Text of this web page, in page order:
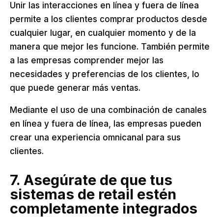
Unir las interacciones en línea y fuera de línea
permite a los clientes comprar productos desde
cualquier lugar, en cualquier momento y de la
manera que mejor les funcione. También permite
a las empresas comprender mejor las
necesidades y preferencias de los clientes, lo
que puede generar más ventas.
Mediante el uso de una combinación de canales
en línea y fuera de línea, las empresas pueden
crear una experiencia omnicanal para sus
clientes.
7. Asegúrate de que tus
sistemas de retail estén
completamente integrados